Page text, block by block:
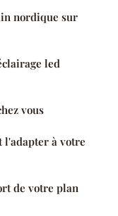
nordique sur
led
vous
l'adapter à votre
de votre plan